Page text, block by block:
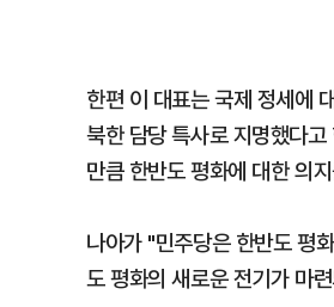
한편 이 대표는 국제 정세에
북한 담당 특사로 지명했다
만큼 한반도 평화에 대한 의
나아가 "민주당은 한반도 평
도 평화의 새로운 전기가 마